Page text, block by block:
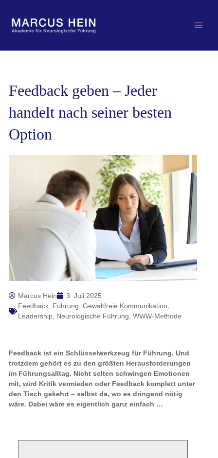
springen
Feedback geben – Jeder
handelt nach seiner besten
Option
Marcus Hein
3. Juli 2025
Feedback, Führung Gewaltfreie Kommunikation
Leadership, Neurologische Führung WWW-Methode
Feedback ist ein Schlüsselwerkzeug für Führung. Und
trotzdem gehört es zu den größten Herausforderungen
im Führungsalltag. Nicht selten schwingen Emotionen
mit, wird Kritik vermieden oder Feedback komplett unter
den Tisch gekehrt – selbst da, wo es dringend nötig
wäre. Dabei wäre es eigentlich ganz einfach …